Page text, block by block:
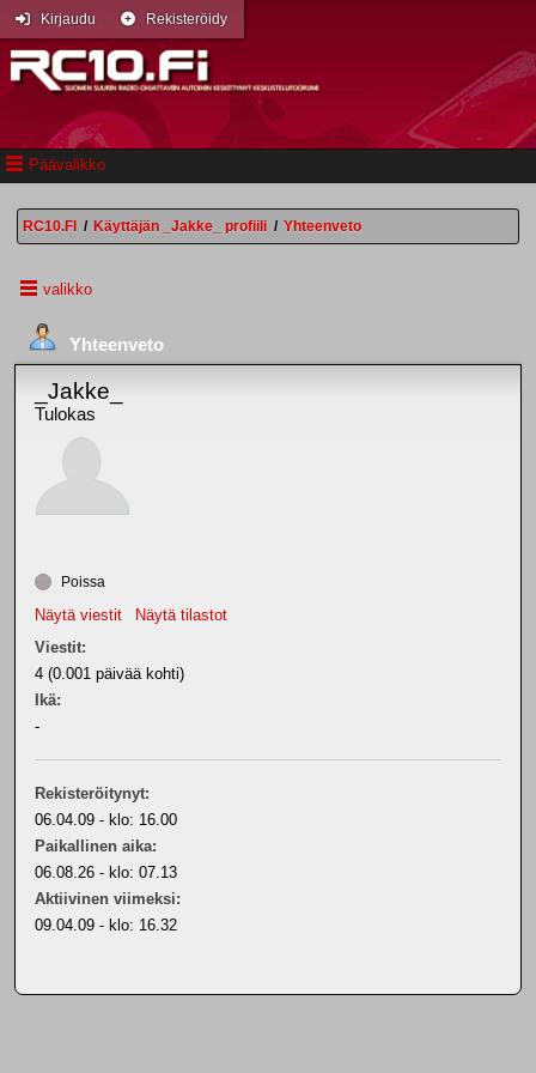
Päävalikko
Kirjaudu Rekisteröidy
RC10.FI / Käyttäjän _Jakke_ profiili / Yhteenveto
valikko
Yhteenveto
_Jakke_
Tulokas
Poissa
Näytä viestit
Näytä tilastot
Viestit:
4 (0.001 päivää kohti)
Ikä:
-
Rekisteröitynyt:
06.04.09 - klo: 16.00
Paikallinen aika:
06.08.26 - klo: 07.13
Aktiivinen viimeksi:
09.04.09 - klo: 16.32